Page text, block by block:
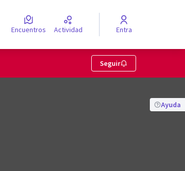
Encuentros Actividad Entra
Seguir
Ayuda